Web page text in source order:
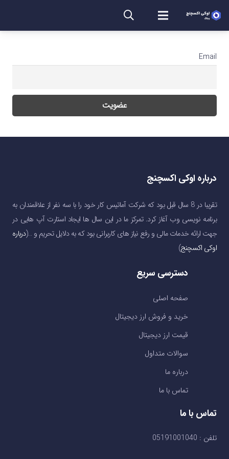
Email
درباره اوکی اکسچنج
تقریبا در 8 سال قبل بود که شرکت آماتیس کار خود را با سه نفر از علاقمندان به
برنامه نویسی وب آغاز کرد. تمرکز ما در این سال ها ایجاد استارت آپ هایی در
جهت ارائه خدمات مالی و رفع نیاز های کاربرانی بود که به دلایل تحریم و …(درباره
اوکی اکسچنج)
دسترسی سریع
صفحه اصلی
خرید و فروش ارز دیجیتال
قیمت ارز دیجیتال
سوالات متداول
درباره ما
تماس با ما
تماس با ما
تلفن : 05191001040